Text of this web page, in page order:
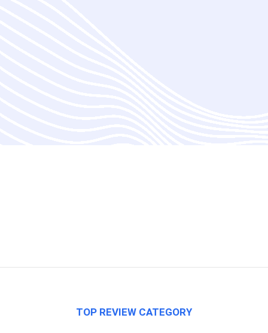
TOP REVIEW CATEGORY